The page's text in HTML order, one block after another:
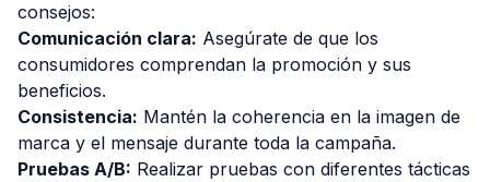
consejos:
Comunicación clara: Asegúrate de que los
consumidores comprendan la promoción y sus
beneficios.
Consistencia: Mantén la coherencia en la imagen de
marca y el mensaje durante toda la campaña.
Pruebas A/B: Realizar pruebas con diferentes tácticas